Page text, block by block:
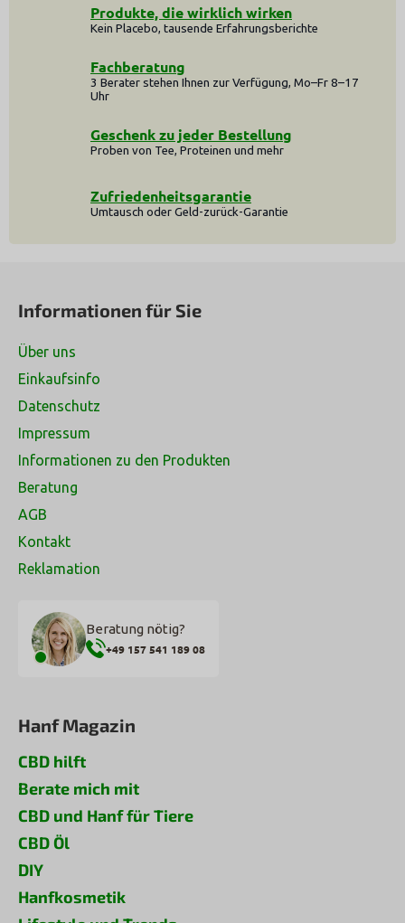
u
e
l
m
e
t
e
i
Produkte, die wirklich wirken
Kein Placebo, tausende Erfahrungsberichte
Fachberatung
3 Berater stehen Ihnen zur Verfügung, Mo–Fr 8–17
Uhr
Geschenk zu jeder Bestellung
Proben von Tee, Proteinen und mehr
Zufriedenheitsgarantie
Umtausch oder Geld-zurück-Garantie
Informationen für Sie
Über uns
Einkaufsinfo
Datenschutz
Impressum
Informationen zu den Produkten
Beratung
AGB
Kontakt
Reklamation
Beratung nötig?
+49 157 541 189 08
Hanf Magazin
CBD hilft
Berate mich mit
CBD und Hanf für Tiere
CBD Öl
DIY
Hanfkosmetik